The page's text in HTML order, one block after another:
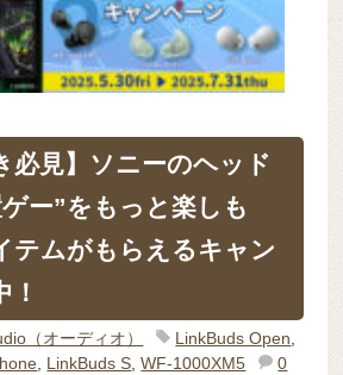
必見】ソニーのヘッド
ー”をもっと楽しも
テムがもらえるキャン
（オーディオ） LinkBuds Open,
, LinkBuds S,WF-1000XM5
0